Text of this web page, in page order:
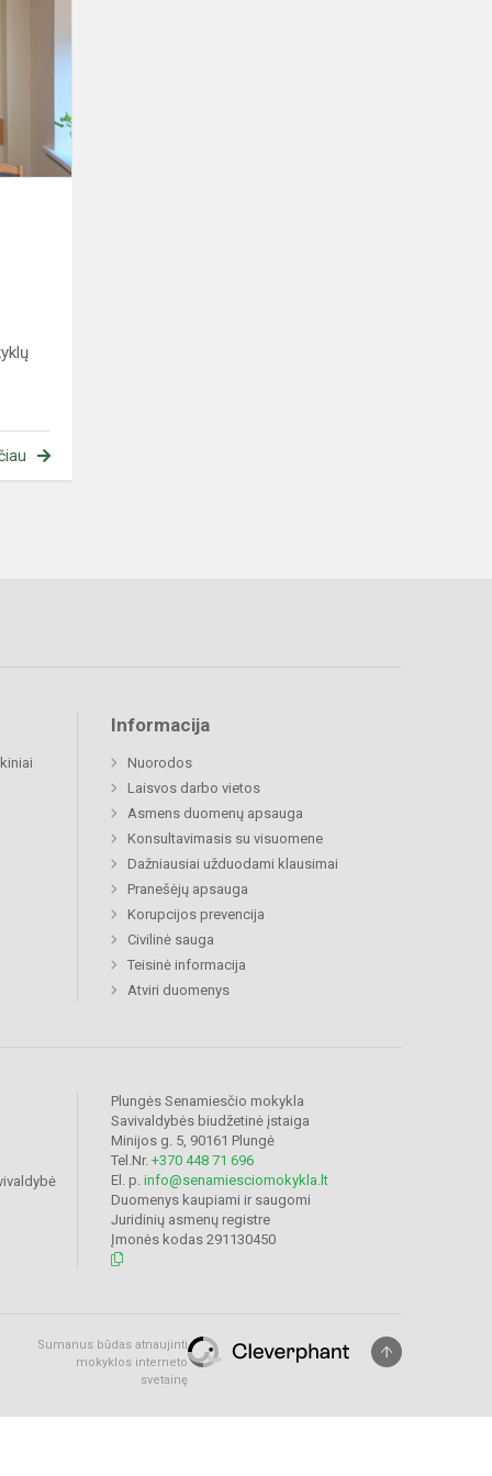
šaškių
Informacija
Nuorodos
Laisvos darbo vietos
Asmens duomenų apsauga
Konsultavimasis su visuomene
Dažniausiai užduodami klausimai
Pranešėjų apsauga
Korupcijos prevencija
Civilinė sauga
Teisinė informacija
Atviri duomenys
Plungės Senamiesčio mokykla
Savivaldybės biudžetinė įstaiga
Minijos g. 5, 90161 Plungė
Tel.Nr. +370 448 71 696
El. p. info@senamiesciomokykla.lt
Duomenys kaupiami ir saugomi
Juridinių asmenų registre
Įmonės kodas 291130450
Sumanus būdas atnaujinti
mokyklos interneto
svetainę